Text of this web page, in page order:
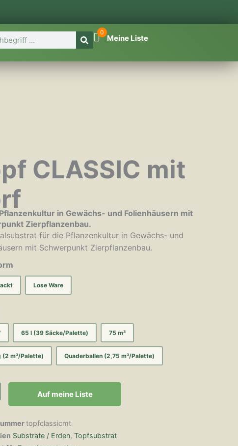
0
Meine Liste
CLASSIC mit
in Gewächs- und Folienhäusern mit
Zierpflanzenbau.
für die Pflanzenkultur in Gewächs- und
mit Schwerpunkt Zierpflanzenbau.
Lose Ware
65 l (39 Säcke/Palette) 75 m³
(2 m³/Palette) Quaderballen (2,75 m³/Palette)
Auf meine Liste
topfclassicmt
Substrate / Erden, Topfsubstrat